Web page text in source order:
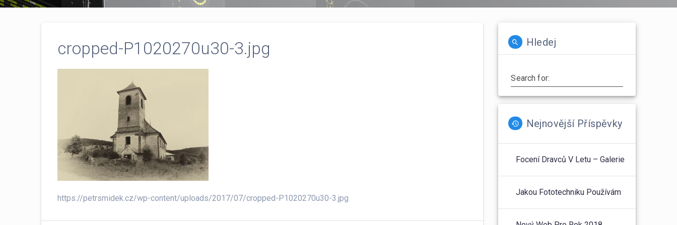
cropped-P1020270u30-3.jpg
https://petrsmidek.cz/wp-content/uploads/2017/07/cropped-P1020270u30-3.jpg
Hledej
Search for:
Nejnovější Příspěvky
Focení Dravců V Letu – Galerie
Jakou Fototechniku Používám